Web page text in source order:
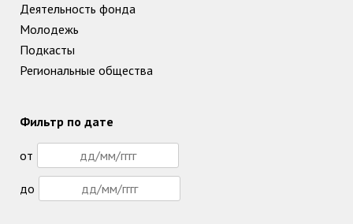
Деятельность фонда
Молодежь
Подкасты
Региональные общества
Фильтр по дате
от
до